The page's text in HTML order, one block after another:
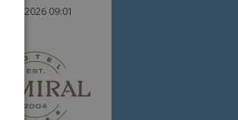
17/06/2026 09:01